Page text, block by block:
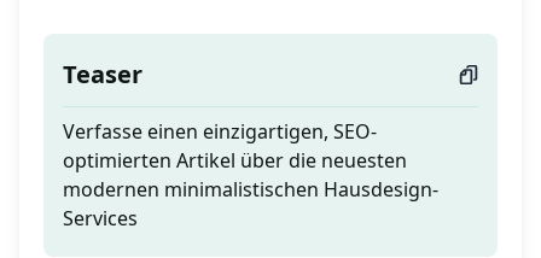
Teaser
Verfasse einen einzigartigen, SEO-
optimierten Artikel über die neuesten
modernen minimalistischen Hausdesign-
Services